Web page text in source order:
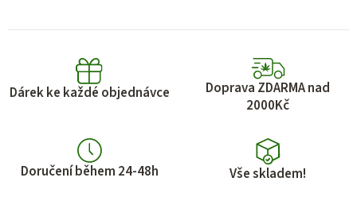
Dárek ke každé objednávce
Doprava ZDARMA nad
2000Kč
Doručení během 24-48h Vše skladem!